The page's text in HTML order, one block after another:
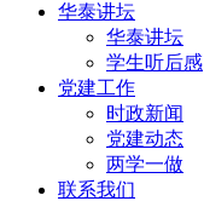
华泰讲坛
华泰讲坛
学生听后感
党建工作
时政新闻
党建动态
两学一做
联系我们